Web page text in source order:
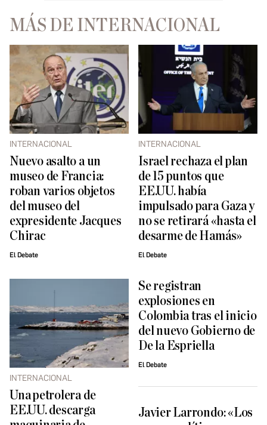
MÁS DE INTERNACIONAL
INTERNACIONAL
Nuevo asalto a un
museo de Francia:
roban varios objetos
del museo del
expresidente Jacques
Chirac
El Debate
INTERNACIONAL
Israel rechaza el plan
de 15 puntos que
EE.UU. había
impulsado para Gaza y
no se retirará «hasta el
desarme de Hamás»
El Debate
INTERNACIONAL
Una petrolera de
EE.UU. descarga
Se registran
explosiones en
Colombia tras el inicio
del nuevo Gobierno de
De la Espriella
El Debate
Javier Larrondo: «Los